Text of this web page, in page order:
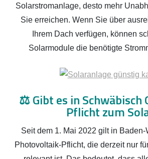
Solarstromanlage, desto mehr
Sie erreichen. Wenn Sie über
Ihrem Dach verfügen, können
Solarmodule die benötigte
⚖️Gibt es in Schwäbisch
Pflicht zum
Seit dem 1. Mai 2022 gilt in Baden-
Photovoltaik-Pflicht, die derzeit nur